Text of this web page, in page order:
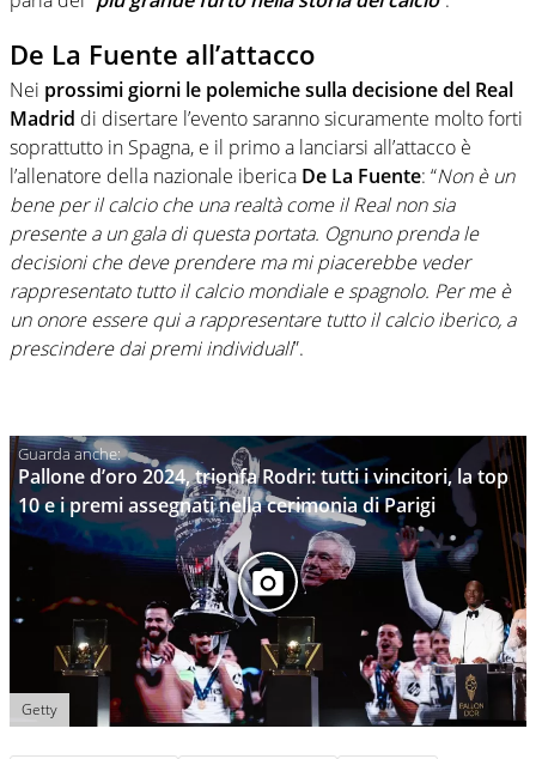
De La Fuente all’attacco
Nei prossimi giorni le polemiche sulla decisione del Real
Madrid di disertare l’evento saranno sicuramente molto forti
soprattutto in Spagna, e il primo a lanciarsi all’attacco è
l’allenatore della nazionale iberica De La Fuente: “Non è un
bene per il calcio che una realtà come il Real non sia
presente a un gala di questa portata. Ognuno prenda le
decisioni che deve prendere ma mi piacerebbe veder
rappresentato tutto il calcio mondiale e spagnolo. Per me è
un onore essere qui a rappresentare tutto il calcio iberico, a
prescindere dai premi individuali”.
Pallone d’oro 2024, trionfa Rodri: tutti i vincitori, la top
10 e i premi assegnati nella cerimonia di Parigi
Getty